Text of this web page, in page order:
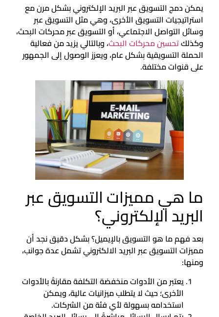
يمكن دمج التسويق عبر البريد الإلكتروني بشكل مرن مع
استراتيجيات التسويق الأخرى، وهي مثل التسويق عبر
وسائل التواصل الاجتماعي، أو التسويق عبر محركات البحث،
وكذلكتحسين محركات البحث، وبالتالي يزيد من فعالية
الحملة التسويقية بشكل عام، ويعزز الوصول إلى الجمهور
على قنوات مختلفة.
ما هي مميزات التسويق عبر
البريد الإلكتروني؟
بعد فهم ما هو التسويق بالإيميل؟ بشكل دقيق نجد أن
مميزات التسويق عبر البريد الالكتروني تشمل عدة جوانب،
ومنها:
يعتبر من الأدوات منخفضة التكلفة مقارنةً بالأدوات
الأخرى؛ حيث لا يتطلب ميزانيات عالية، ويمكن
استخدامه بسهولة لأي فئة من الشركات.